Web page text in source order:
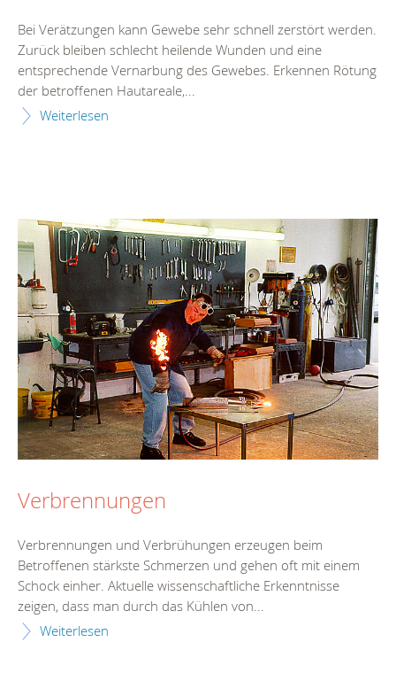
Bei Verätzungen kann Gewebe sehr schnell zerstört werden.
Zurück bleiben schlecht heilende Wunden und eine
entsprechende Vernarbung des Gewebes. Erkennen Rötung
der betroffenen Hautareale,...
Weiterlesen
Verbrennungen
Verbrennungen und Verbrühungen erzeugen beim
Betroffenen stärkste Schmerzen und gehen oft mit einem
Schock einher. Aktuelle wissenschaftliche Erkenntnisse
zeigen, dass man durch das Kühlen von...
Weiterlesen